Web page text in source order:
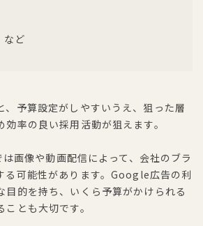
ど
、予算設定がしやすいうえ、狙った層
率の良い採用活動が狙えます。
画像や動画配信によって、会社のブラ
る可能性があります。Google広告の利
目的を持ち、いくら予算がかけられる
とも大切です。